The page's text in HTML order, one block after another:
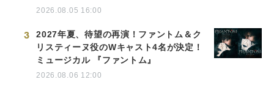
2026.08.05 16:00
3
2027年夏、待望の再演！ファントム＆ク
リスティーヌ役のWキャスト4名が決定！
ミュージカル 『ファントム』
2026.08.06 12:00